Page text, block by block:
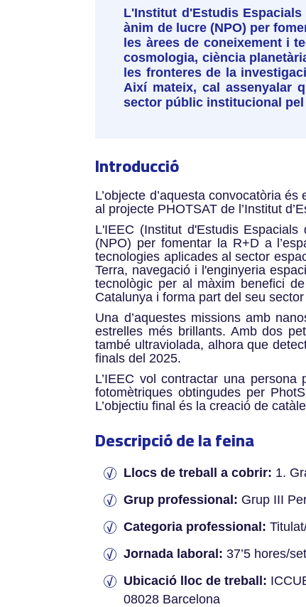
L'Institut d'Estudis Espacials
ànim de lucre (NPO) per
les àrees de coneixement i
cosmologia, ciència
les fronteres de la
Així mateix, cal assenyalar
sector públic institucional
Introducció
L’objecte d’aquesta convocatòria
al projecte PHOTSAT de l’Institut
L'IEEC (Institut d'Estudis
(NPO) per fomentar la R+D a
tecnologies aplicades al sector
Terra, navegació i l'enginyeria
tecnològic per al màxim benefici
Catalunya i forma part del seu
Una d’aquestes missions amb
estrelles més brillants. Amb dos
també ultraviolada, alhora que
finals del 2025.
L’IEEC vol contractar una
fotomètriques obtingudes per
L’objectiu final és la creació de
Descripció de la feina
Llocs de treball a cobrir: 1.
Grup professional: Grup III
Categoria professional:
Jornada laboral: 37’5 hores/
Ubicació lloc de treball:
08028 Barcelona